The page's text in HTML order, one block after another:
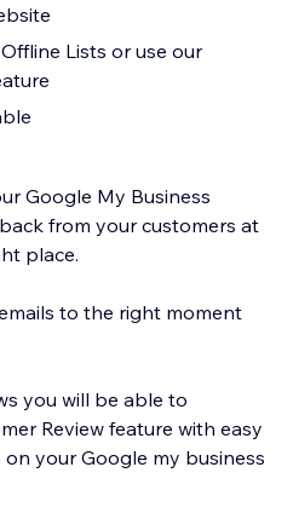
Lists or use our
Google My Business
from your customers at
place.
to the right moment
you will be able to
Review feature with easy
your Google my business